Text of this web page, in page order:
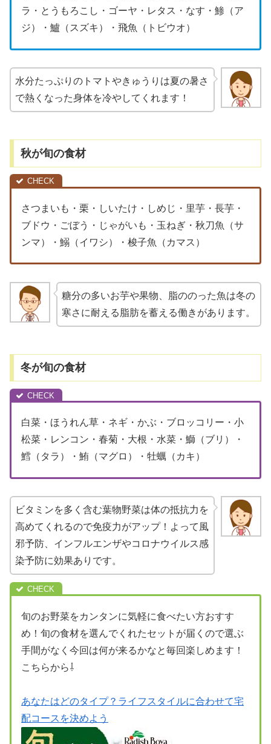
ラ・とうもろこし・ゴーヤ・レタス・なす・鯵（ア
ジ）・鱸（スズキ）・飛魚（トビウオ）
水分たっぷりのトマトやきゅうりは夏の暑さ
で熱くなった身体を冷やしてくれます！
秋が旬の食材
さつまいも・栗・しいたけ・しめじ・里芋・長芋・
ブドウ・ごぼう・じゃがいも・玉ねぎ・秋刀魚（サ
ンマ）・鰯（イワシ）・梭子魚（カマス）
糖分の多いお芋や果物、脂ののった魚は冬の
寒さに耐える脂肪を蓄える働きがあります。
冬が旬の食材
白菜・ほうれん草・ネギ・かぶ・ブロッコリー・小
松菜・レンコン・春菊・大根・水菜・鰤（ブリ）・
鱈（タラ）・鮪（マグロ）・牡蠣（カキ）
ビタミンを多く含む葉物野菜は体の抵抗力を
高めてくれるので免疫力がアップ！よって風
邪予防、インフルエンザやコロナウイルス感
染予防に効果ありです。
旬のお野菜をカンタンに気軽に食べたい方おすす
め！旬の食材を選んでくれたセットが届くので選ぶ
手間がなく今回は何が来るかなと毎回楽しめます！
こちらから⇩
あなたはどのタイプ？ライフスタイルに合わせて宅
配コースを決めよう